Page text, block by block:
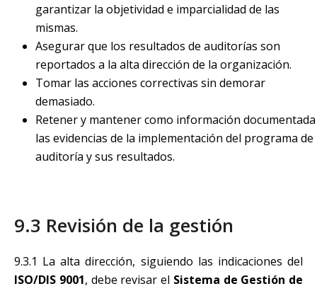
garantizar la objetividad e imparcialidad de las
mismas.
Asegurar que los resultados de auditorías son
reportados a la alta dirección de la organización.
Tomar las acciones correctivas sin demorar
demasiado.
Retener y mantener como información documentada
las evidencias de la implementación del programa de
auditoría y sus resultados.
9.3 Revisión de la gestión
9.3.1 La alta dirección, siguiendo las indicaciones del
ISO/DIS 9001, debe revisar el Sistema de Gestión de